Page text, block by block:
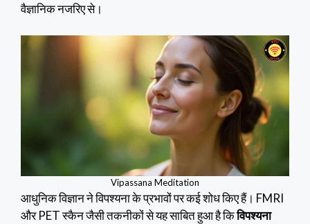
वैज्ञानिक नजरिए से।
Vipassana Meditation
आधुनिक विज्ञान ने विपश्यना के प्रभावों पर कई शोध किए हैं। FMRI
और PET स्कैन जैसी तकनीकों से यह साबित हुआ है किविपश्यना